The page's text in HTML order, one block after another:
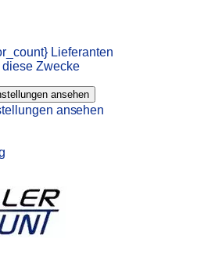
Lieferanten
diese Zwecke
ansehen
ansehen